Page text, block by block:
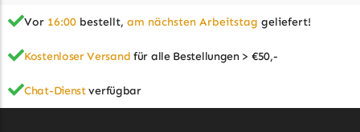
Vor 16:00 bestellt, am nächsten Arbeitstag geliefert!
Kostenloser Versand für alle Bestellungen > €50,-
Chat-Dienstverfügbar